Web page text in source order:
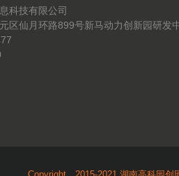
科技有限公司
区仙月环路899号新马动力创新园研发